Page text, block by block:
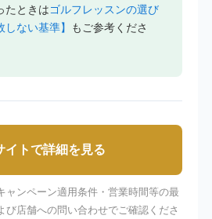
たときはゴルフレッスンの選び
ない基準】
もご参考くださ
イトで詳細を見る
ャンペーン適用条件・営業時間等の最
び店舗への問い合わせでご確認くださ